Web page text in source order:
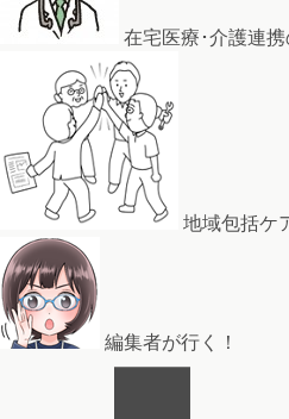
在宅医療･介護連
地域包括ケ
編集者が行く！